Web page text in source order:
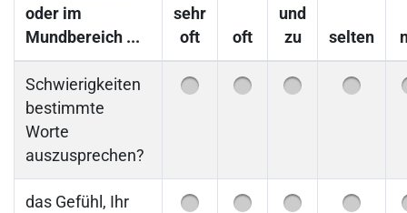
oder im
Mundbereich ...
sehr
oft
oft
und
zu
selten
Schwierigkeiten
bestimmte
Worte
auszusprechen?
das Gefühl, Ihr